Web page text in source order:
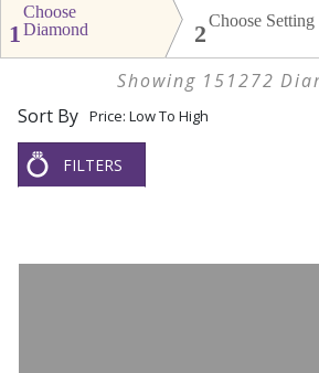
1
Choose
Diamond
2 Choose Setting
Showing 151272
Sort By Price: Low To High
FILTERS